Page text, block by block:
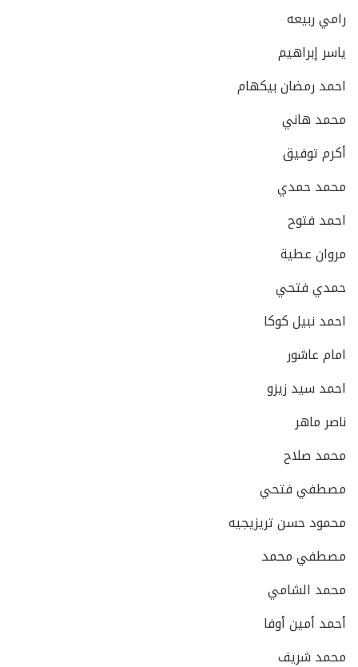
رامي ربيعه
ياسر إبراهيم
احمد رمضان بيكهام
محمد هاني
أكرم توفيق
محمد حمدي
احمد فتوح
مروان عطية
حمدي فتحي
احمد نبيل كوكا
امام عاشور
احمد سيد زيزو
ناصر ماهر
محمد صلاح
مصطفي فتحي
محمود حسن تريزيجيه
مصطفي محمد
محمد الشامي
أحمد أمين أوفا
محمد شريف